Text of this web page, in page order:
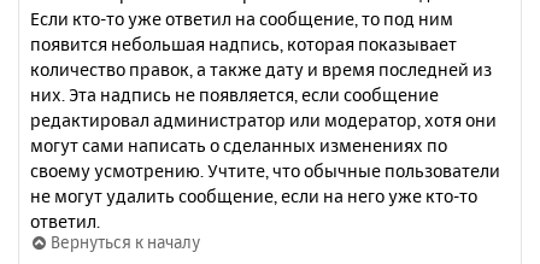
Если кто-то уже ответил на сообщение, то под ним
появится небольшая надпись, которая показывает
количество правок, а также дату и время последней из
них. Эта надпись не появляется, если сообщение
редактировал администратор или модератор, хотя они
могут сами написать о сделанных изменениях по
своему усмотрению. Учтите, что обычные пользователи
не могут удалить сообщение, если на него уже кто-то
ответил.
Вернуться к началу